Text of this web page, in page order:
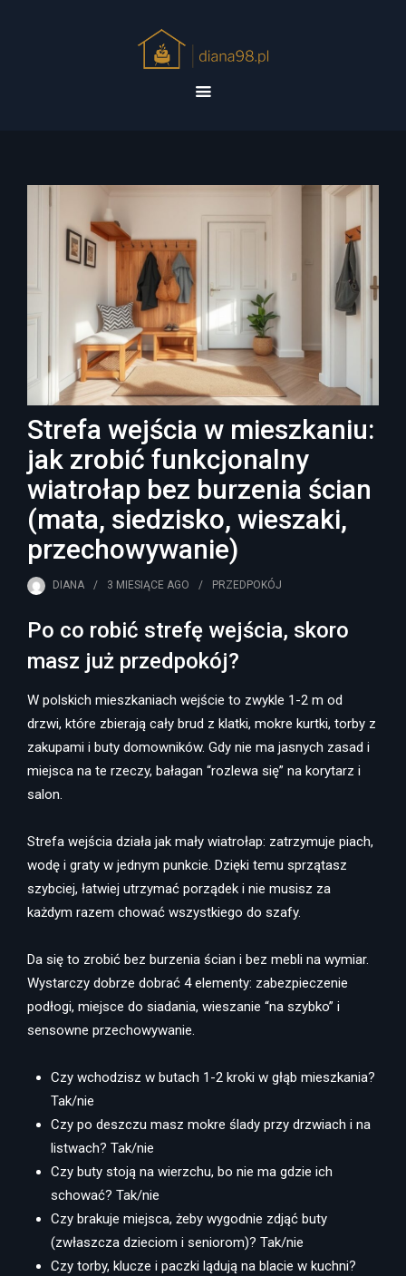
Strefa wejścia w mieszkaniu:
jak zrobić funkcjonalny
wiatrołap bez burzenia ścian
(mata, siedzisko, wieszaki,
przechowywanie)
DIANA 3 MIESIĄCE AGO PRZEDPOKÓJ
Po co robić strefę wejścia, skoro
masz już przedpokój?
W polskich mieszkaniach wejście to zwykle 1-2 m od
drzwi, które zbierają cały brud z klatki, mokre kurtki, torby z
zakupami i buty domowników. Gdy nie ma jasnych zasad i
miejsca na te rzeczy, bałagan “rozlewa się” na korytarz i
salon.
Strefa wejścia działa jak mały wiatrołap: zatrzymuje piach,
wodę i graty w jednym punkcie. Dzięki temu sprzątasz
szybciej, łatwiej utrzymać porządek i nie musisz za
każdym razem chować wszystkiego do szafy.
Da się to zrobić bez burzenia ścian i bez mebli na wymiar.
Wystarczy dobrze dobrać 4 elementy: zabezpieczenie
podłogi, miejsce do siadania, wieszanie “na szybko” i
sensowne przechowywanie.
Czy wchodzisz w butach 1-2 kroki w głąb mieszkania?
Tak/nie
Czy po deszczu masz mokre ślady przy drzwiach i na
listwach? Tak/nie
Czy buty stoją na wierzchu, bo nie ma gdzie ich
schować? Tak/nie
Czy brakuje miejsca, żeby wygodnie zdjąć buty
(zwłaszcza dzieciom i seniorom)? Tak/nie
Czy torby, klucze i paczki lądują na blacie w kuchni?